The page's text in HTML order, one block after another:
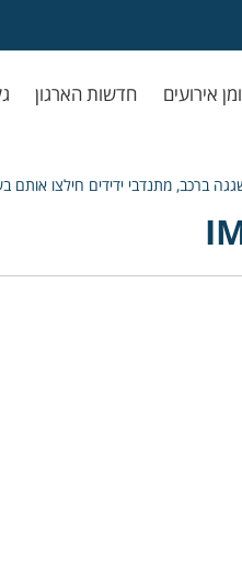
אירועים חדשות הארגון
ברכב, מתנדבי ידידים חילצו